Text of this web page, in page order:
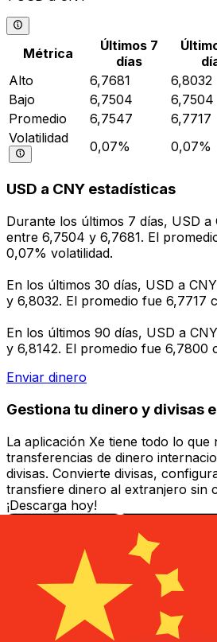
Métrica
Últimos 7
días
Alto
6,7681 6,8032
Bajo
6,7504 6,7504
Promedio
6,7547 6,7717
Volatilidad
0,07% 0,07%
USD a CNY estadísticas
Durante los últimos 7 días, USD a
entre 6,7504 y 6,7681. El
0,07% volatilidad.
En los últimos 30 días, USD a
y 6,8032. El promedio fue 6,7717
En los últimos 90 días, USD a
y 6,8142. El promedio fue 6,7800
Enviar dinero
Gestiona tu dinero y divisas
La aplicación Xe tiene todo lo que
transferencias de dinero
divisas. Convierte divisas,
transfiere dinero al extranjero sin
¡Descarga hoy!